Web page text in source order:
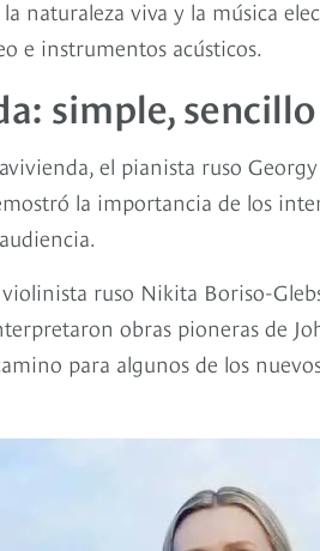
naturaleza viva y la música
e instrumentos acústicos.
simple,
el pianista ruso
la importancia de los
ruso Nikita Boriso-
obras pioneras de
para algunos de los